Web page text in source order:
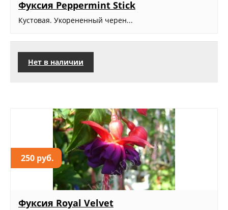
Фуксия Peppermint Stick
Кустовая. Укорененный черен...
Нет в наличии
250 руб.
Фуксия Royal Velvet